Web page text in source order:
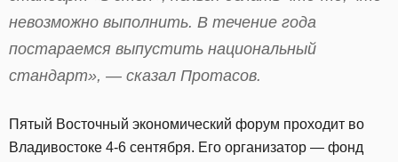
невозможно выполнить. В течение года
постараемся выпустить национальный
стандарт», — сказал Протасов.
Пятый Восточный экономический форум проходит во
Владивостоке 4-6 сентября. Его организатор — фонд